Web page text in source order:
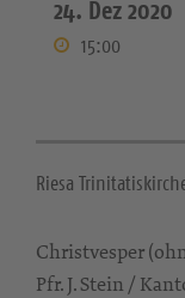
24. Dez 2020
15:00
Riesa
Christvesper
Pfr. J. Stein /